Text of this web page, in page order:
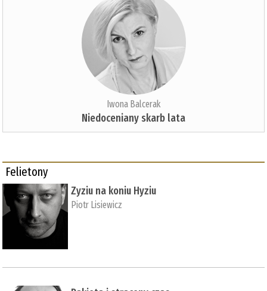
Iwona Balcerak
Niedoceniany skarb lata
Felietony
Zyziu na koniu Hyziu
Piotr Lisiewicz